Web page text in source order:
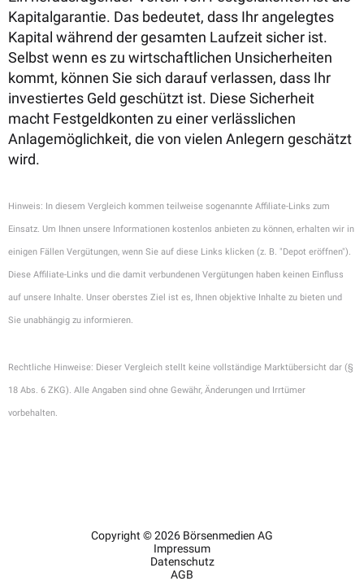
Kapitalgarantie. Das bedeutet, dass Ihr angelegtes
Kapital während der gesamten Laufzeit sicher ist.
Selbst wenn es zu wirtschaftlichen Unsicherheiten
kommt, können Sie sich darauf verlassen, dass Ihr
investiertes Geld geschützt ist. Diese Sicherheit
macht Festgeldkonten zu einer verlässlichen
Anlagemöglichkeit, die von vielen Anlegern geschätzt
wird.
Hinweis: In diesem Vergleich kommen teilweise sogenannte Affiliate-Links zum
Einsatz. Um Ihnen unsere Informationen kostenlos anbieten zu können, erhalten wir in
einigen Fällen Vergütungen, wenn Sie auf diese Links klicken (z. B. "Depot eröffnen").
Diese Affiliate-Links und die damit verbundenen Vergütungen haben keinen Einfluss
auf unsere Inhalte. Unser oberstes Ziel ist es, Ihnen objektive Inhalte zu bieten und
Sie unabhängig zu informieren.
Rechtliche Hinweise: Dieser Vergleich stellt keine vollständige Marktübersicht dar (§
18 Abs. 6 ZKG). Alle Angaben sind ohne Gewähr, Änderungen und Irrtümer
vorbehalten.
Copyright © 2026 Börsenmedien AG
Impressum
Datenschutz
AGB